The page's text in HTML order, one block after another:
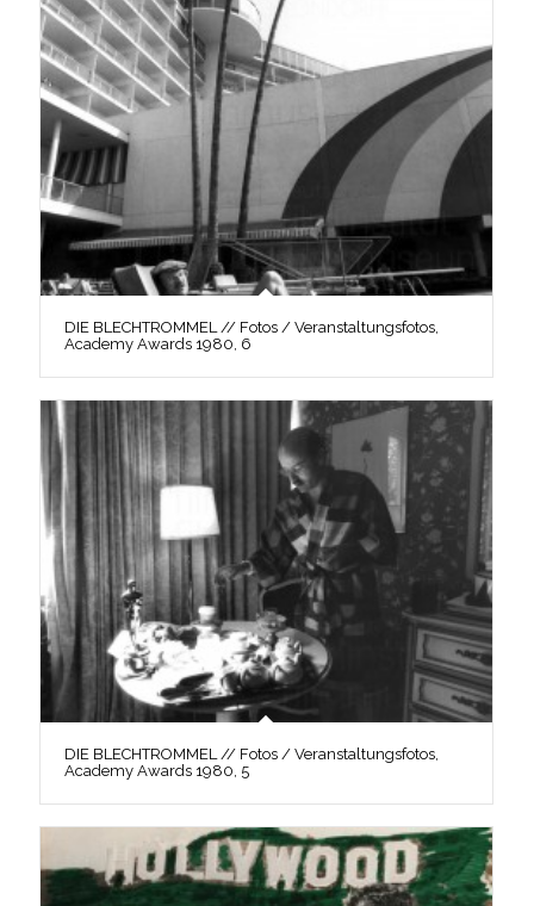
DIE BLECHTROMMEL // Fotos / Veranstaltungsfotos,
Academy Awards 1980, 6
DIE BLECHTROMMEL // Fotos / Veranstaltungsfotos,
Academy Awards 1980, 5